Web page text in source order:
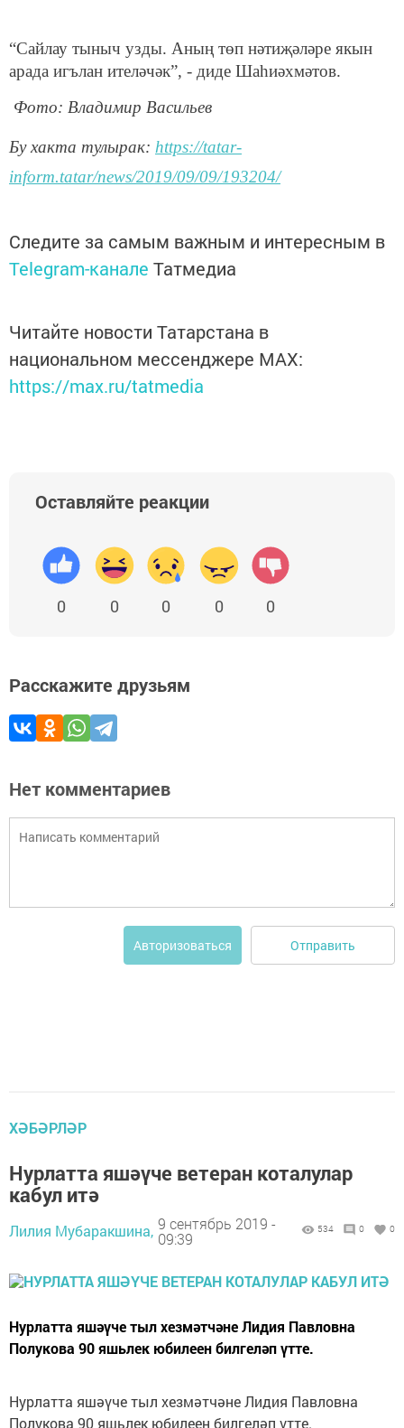
“Сайлау тыныч узды. Аның төп нәтиҗәләре якын
арада игълан ителәчәк”, - диде Шаһиәхмәтов.
Фото: Владимир Васильев
Бу хакта тулырак: https://tatar-
inform.tatar/news/2019/09/09/193204/
Следите за самым важным и интересным в
Telegram-канале Татмедиа
Читайте новости Татарстана в
национальном мессенджере MАХ:
https://max.ru/tatmedia
Оставляйте реакции
0 0 0 0 0
Расскажите друзьям
Нет комментариев
Авторизоваться Отправить
ХӘБӘРЛӘР
Нурлатта яшәүче ветеран коталулар
кабул итә
Лилия Мубаракшина, 9 сентябрь 2019 -
09:39
534 0 0
Нурлатта яшәүче тыл хезмәтчәне Лидия Павловна
Полукова 90 яшьлек юбилеен билгеләп үтте.
Нурлатта яшәүче тыл хезмәтчәне Лидия Павловна
Полукова 90 яшьлек юбилеен билгеләп үтте.